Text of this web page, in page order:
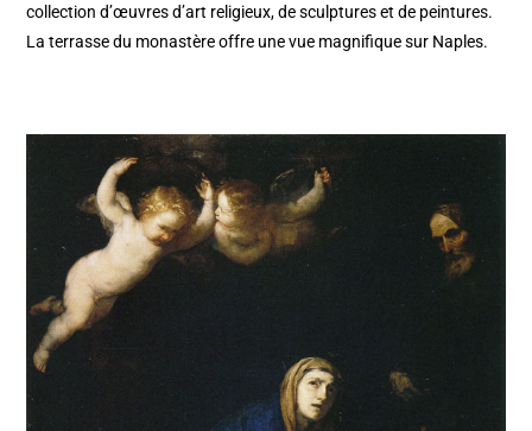
collection d’œuvres d’art religieux, de sculptures et de peintures.
La terrasse du monastère offre une vue magnifique sur Naples.